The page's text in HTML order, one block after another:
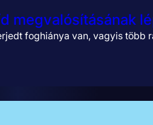
megvalósításának
foghiánya van, vagyis